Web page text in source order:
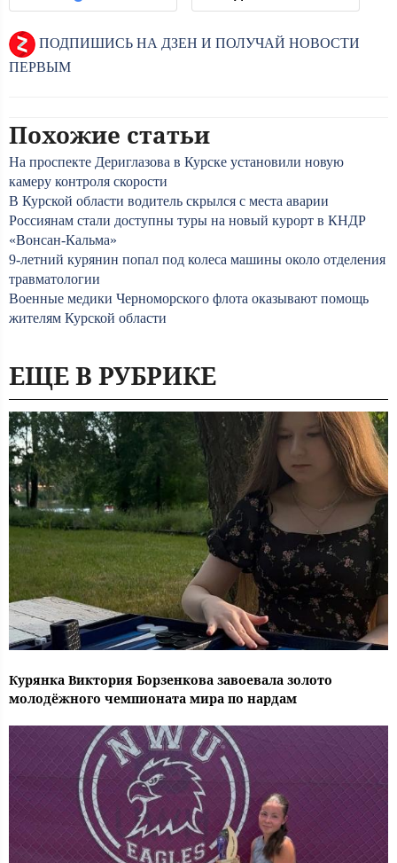
ПОДПИШИСЬ НА ДЗЕН И ПОЛУЧАЙ НОВОСТИ
ПЕРВЫМ
Похожие статьи
На проспекте Дериглазова в Курске установили новую
камеру контроля скорости
В Курской области водитель скрылся с места аварии
Россиянам стали доступны туры на новый курорт в КНДР
«Вонсан-Кальма»
9-летний курянин попал под колеса машины около отделения
травматологии
Военные медики Черноморского флота оказывают помощь
жителям Курской области
ЕЩЕ В РУБРИКЕ
Курянка Виктория Борзенкова завоевала золото
молодёжного чемпионата мира по нардам